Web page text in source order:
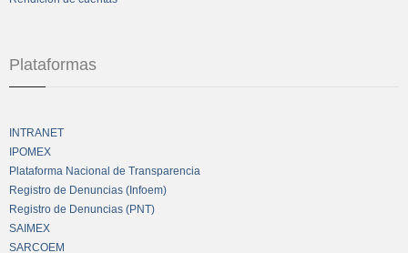
Plataformas
INTRANET
IPOMEX
Plataforma Nacional de Transparencia
Registro de Denuncias (Infoem)
Registro de Denuncias (PNT)
SAIMEX
SARCOEM